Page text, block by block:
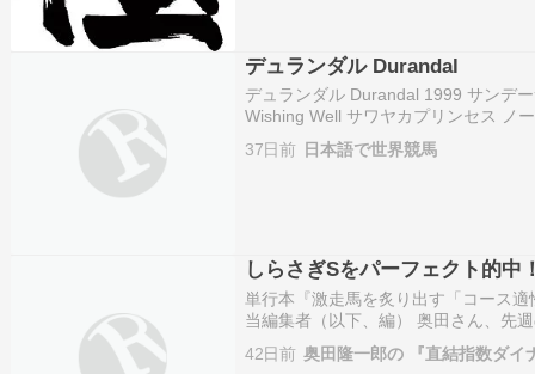
デュランダル Durandal
デュランダル Durandal 1999 サンデ
Wishing Well サワヤカプリンセス ノ
スプリンターズＳ(03),マイル
37日前 日本語で世界競馬
しらさぎSをパーフェクト的中
単行本『激走馬を炙り出す「コース
当編集者（以下、編） 奥田さん、先
気）→△キープカルム（6人気）→▲
万760円、３連複1万320円、馬連
42日前 奥田隆一郎の 『直結指数ダイ